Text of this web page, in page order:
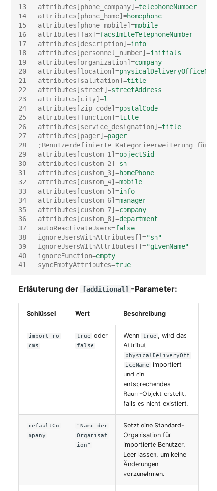
Modell
Monitor
Netz
Netzbereiche
Netzwerk
Netzwerk-Interface
Netzwerk-Listener
Netzwerkport
Netzwerkverbindungen
Notfallplanzuweisung
PDU
Personen
Personengruppen
Personengruppen
Mitglieder
RAID-Verbund
Raum
Switch Chassis
Systemdienst
Telefon
Telefonanlage
Stromversorgung
Verstärker
Verteilerkasten
Vertrag
Virtueller Client
Virtueller Host
VRRP
VRRP/HSRP Cluster
WAN-Leitung
Wireless Access Point
13
14
15
16
17
18
19
20
21
22
23
24
25
26
27
28
29
30
31
32
33
34
35
36
37
38
39
40
41
attributes[phone_company]=telephoneNumber
attributes[phone_home]=homephone
attributes[phone_mobile]=mobile
attributes[fax]=facsimileTelephoneNumber
attributes[description]=info
attributes[personnel_number]=initials
attributes[organization]=company
attributes[location]=
attributes[salutation]=title
attributes[street]=streetAddress
attributes[city]=l
attributes[zip_code]=postalCode
attributes[function]=title
attributes[service_designation]=title
attributes[pager]=pager
;Benutzerdefinierte Kategorieerweiterung für
attributes[custom_1]=objectSid
attributes[custom_2]=sn
attributes[custom_3]=homePhone
attributes[custom_4]=mobile
attributes[custom_5]=info
attributes[custom_6]=manager
attributes[custom_7]=company
attributes[custom_8]=department
autoReactivateUsers=false
ignoreUsersWithAttributes[]="sn"
ignoreUsersWithAttributes[]="givenName"
ignoreFunction=empty
syncEmptyAttributes=true
Erläuterung der [additional] -Parameter:
Schlüssel Wert Beschreibung
import_ro
oms
true oder
false
Wenn true , wird das
Attribut
physicalDeliveryOff
iceName
importiert
und ein
entsprechendes
Raum-Objekt erstellt,
falls es nicht existiert.
defaultCo
mpany
"Name der
Organisat
ion"
Setzt eine Standard-
Organisation für
importierte Benutzer.
Leer lassen, um keine
Änderungen
vorzunehmen.